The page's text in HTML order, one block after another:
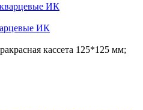
ИК
кассета 125*125 мм;